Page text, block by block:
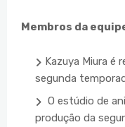
Membros da
Kazuya Miura é
segunda
O estúdio de
produção da